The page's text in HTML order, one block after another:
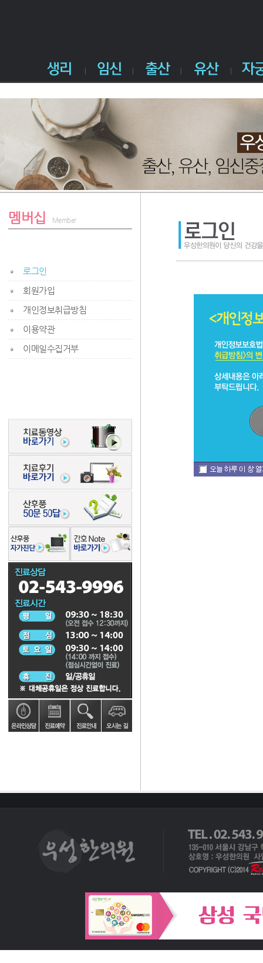
멤버십 Member
로그인
회원가입
개인정보취급방침
이용약관
이메일수집거부